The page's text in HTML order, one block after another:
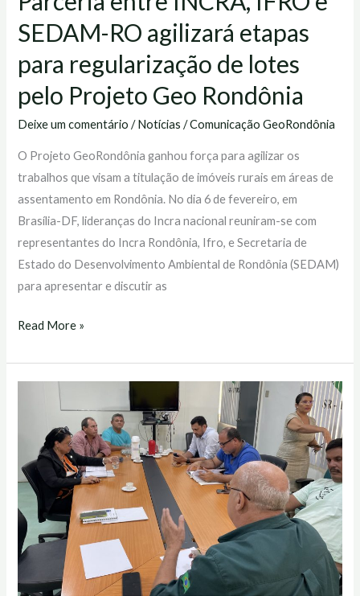
SEDAM-RO agilizará etapas
para regularização de lotes
pelo Projeto Geo Rondônia
Deixe um comentário /Notícias /Comunicação GeoRondônia
O Projeto GeoRondônia ganhou força para agilizar os
trabalhos que visam a titulação de imóveis rurais em áreas de
assentamento em Rondônia. No dia 6 de fevereiro, em
Brasília-DF, lideranças do Incra nacional reuniram-se com
representantes do Incra Rondônia, Ifro, e Secretaria de
Estado do Desenvolvimento Ambiental de Rondônia (SEDAM)
para apresentar e discutir as
Projeto
Geo
Read More »
IFRO
realizarão
reunião
com
a
comunidade
do
assentamento